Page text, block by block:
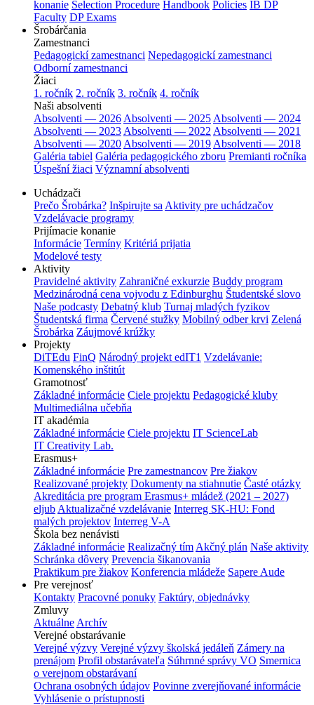
konanie Selection Procedure Handbook Policies IB DP
Faculty DP Exams
Šrobárčania
Zamestnanci
Pedagogickí zamestnanci Nepedagogickí zamestnanci
Odborní zamestnanci
Žiaci
1. ročník 2. ročník 3. ročník 4. ročník
Naši absolventi
Absolventi — 2026 Absolventi — 2025 Absolventi — 2024
Absolventi — 2023 Absolventi — 2022 Absolventi — 2021
Absolventi — 2020 Absolventi — 2019 Absolventi — 2018
Galéria tabiel Galéria pedagogického zboru Premianti ročníka
Úspešní žiaci Významní absolventi
Uchádzači
Prečo Šrobárka? Inšpirujte sa Aktivity pre uchádzačov
Vzdelávacie programy
Prijímacie konanie
Informácie Termíny Kritériá prijatia
Modelové testy
Aktivity
Pravidelné aktivity Zahraničné exkurzie Buddy program
Medzinárodná cena vojvodu z Edinburghu Študentské slovo
Naše podcasty Debatný klub Turnaj mladých fyzikov
Študentská firma Červené stužky Mobilný odber krvi Zelená
Šrobárka Záujmové krúžky
Projekty
DiTEdu FinQ Národný projekt edIT1 Vzdelávanie:
Komenského inštitút
Gramotnosť
Základné informácie Ciele projektu Pedagogické kluby
Multimediálna učebňa
IT akadémia
Základné informácie Ciele projektu IT ScienceLab
IT Creativity Lab.
Erasmus+
Základné informácie Pre zamestnancov Pre žiakov
Realizované projekty Dokumenty na stiahnutie Časté otázky
Akreditácia pre program Erasmus+ mládež (2021 – 2027)
eljub Aktualizačné vzdelávanie Interreg SK-HU: Fond
malých projektov Interreg V-A
Škola bez nenávisti
Základné informácie Realizačný tím Akčný plán Naše aktivity
Schránka dôvery Prevencia šikanovania
Praktikum pre žiakov Konferencia mládeže Sapere Aude
Pre verejnosť
Kontakty Pracovné ponuky Faktúry, objednávky
Zmluvy
Aktuálne Archív
Verejné obstarávanie
Verejné výzvy Verejné výzvy školská jedáleň Zámery na
prenájom Profil obstarávateľa Súhrnné správy VO Smernica
o verejnom obstarávaní
Ochrana osobných údajov Povinne zverejňované informácie
Vyhlásenie o prístupnosti